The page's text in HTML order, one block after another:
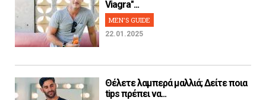
Viagra"...
MEN'S GUIDE
22.01.2025
Θέλετε λαμπερά μαλλιά; Δείτε ποια
tips πρέπει να...